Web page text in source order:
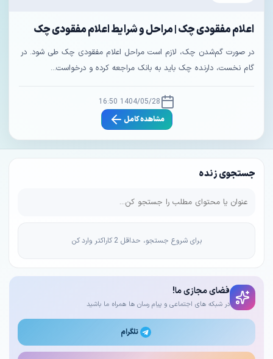
جستجوی زنده
برای شروع جستجو، حداقل 2 کاراکتر وارد کن
فضای مجازی ما!
در شبکه های اجتماعی و پیام رسان ها همراه ما باشید
تلگرام
اعلام مفقودی چک | مراحل و شرایط اعلام مفقودی چک
در صورت گم‌شدن چک، لازم است مراحل اعلام مفقودی چک طی شود. در
گام نخست، دارنده چک باید به بانک مراجعه کرده و درخواست...
1404/05/28 16:50
مشاهده کامل